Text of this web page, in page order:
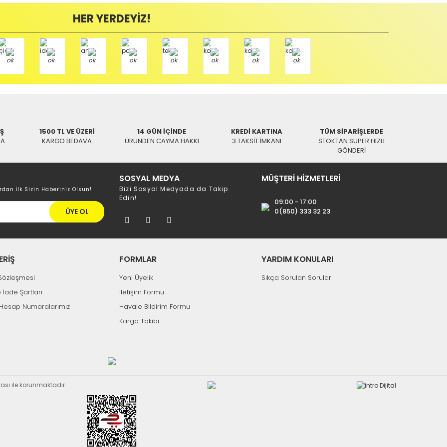
CLASS
ZD917 Dijital Vakumlu Havya Seti
15.308,81 TL
Electroon ®
Electroon ZD-190 Metal Lehim Pompası
Tükendi
HER YERDEYİZ!
1500 TL VE ÜZERİ
KARGO BEDAVA
14 GÜN İÇİNDE
ÜRÜNDEN CAYMA HAKKI
KREDİ KARTINA
3 TAKSİT İMKANI
TÜM SİPARİŞLERDE
STOKTAN SÜPER HIZLI
GÖNDERİ
İlk Sizin Haberiniz Olsun!
ÜYE OL
SOSYAL MEDYA
Bizi Sosyal Medyada da Takip
Edin!
MÜŞTERİ HİZMETLERİ
09:00 - 17:00
0(850) 333 32 23
Şartları
Numaralarımız
FORMLAR
Yeni Üyelik
İletişim Formu
Havale Bildirim Formu
Kargo Takibi
YARDIM KONULARI
Sıkça Sorulan Sorular
ile korunmaktadır.